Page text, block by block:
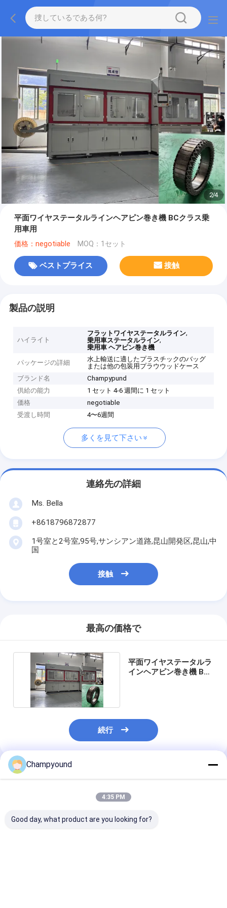
2/4
平面ワイヤステータルラインヘアピン巻き機 BCクラス乗
用車用
価格：negotiable MOQ：1セット
ベストプライス 接触
製品の説明
ハイライト
フラットワイヤステータルライン,
乗用車ステータルライン,
乗用車 ヘアピン巻き機
パッケージの詳細
水上輸送に適したプラスチックのバッグ
または他の包装用プラウウッドケース
ブランド名
Champypund
供給の能力
1 セット 4-6 週間に 1 セット
価格
negotiable
受渡し時間
4〜6週間
多くを見て下さい
連絡先の詳細
Ms. Bella
+8618796872877
1号室と2号室,95号,サンシアン道路,昆山開発区,昆山,中
国
接触
最高の価格で
平面ワイヤステータルラ
インヘアピン巻き機 BC
続行
推薦されたプロダクト
Champyound
4:35 PM
Good day, what product are you looking for?